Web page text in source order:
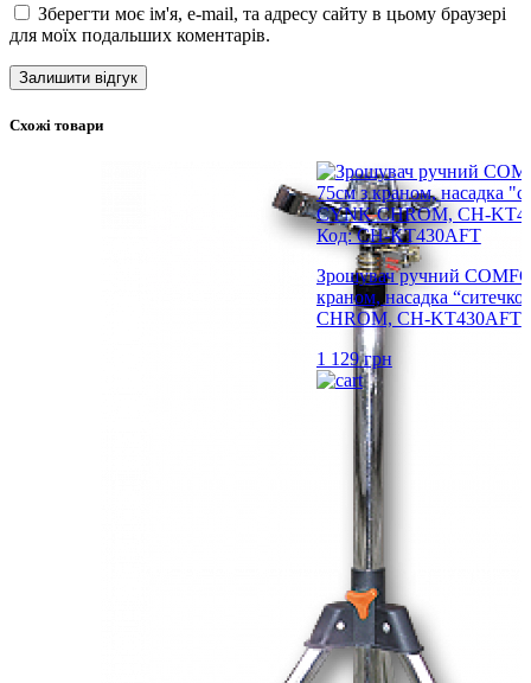
Зберегти моє ім'я, e-mail, та адресу сайту в цьому браузері
для моїх подальших коментарів.
Схожі товари
Код: CH-KT430AFT
Зрошувач ручний
краном, насадка
CHROM, CH-KT430AFT
1 129грн